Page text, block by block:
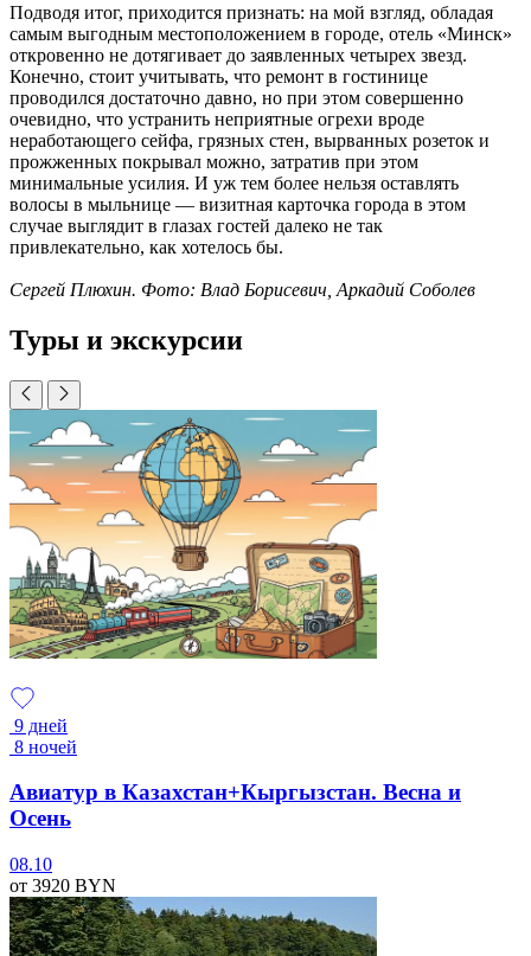
Подводя итог, приходится признать: на мой взгляд, обладая
самым выгодным местоположением в городе, отель «Минск»
откровенно не дотягивает до заявленных четырех звезд.
Конечно, стоит учитывать, что ремонт в гостинице
проводился достаточно давно, но при этом совершенно
очевидно, что устранить неприятные огрехи вроде
неработающего сейфа, грязных стен, вырванных розеток и
прожженных покрывал можно, затратив при этом
минимальные усилия. И уж тем более нельзя оставлять
волосы в мыльнице — визитная карточка города в этом
случае выглядит в глазах гостей далеко не так
привлекательно, как хотелось бы.
Сергей Плюхин. Фото: Влад Борисевич, Аркадий Соболев
Туры и экскурсии
9 дней
8 ночей
Авиатур в Казахстан+Кыргызстан. Весна и
Осень
08.10
от 3920 BYN